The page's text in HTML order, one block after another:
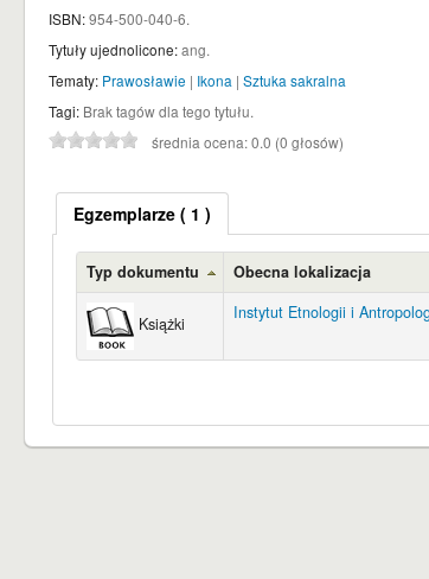
ISBN:954-500-040-6.
Tytuły ujednolicone:ang.
Tematy: Prawosławie | Ikona | Sztuka sakralna
Tagi: Brak tagów dla tego tytułu.
średnia ocena: 0.0 (0 głosów)
Egzemplarze( 1 )
Typ dokumentu Obecna lokalizacja
Książki
Instytut Etnologii i